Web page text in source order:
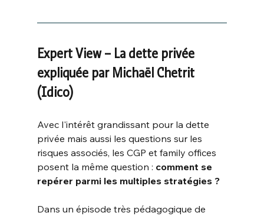
Expert View – La dette privée
expliquée par Michaël Chetrit
(Idico)
Avec l'intérêt grandissant pour la dette
privée mais aussi les questions sur les
risques associés, les CGP et family offices
posent la même question : comment se
repérer parmi les multiples stratégies ?
Dans un épisode très pédagogique de